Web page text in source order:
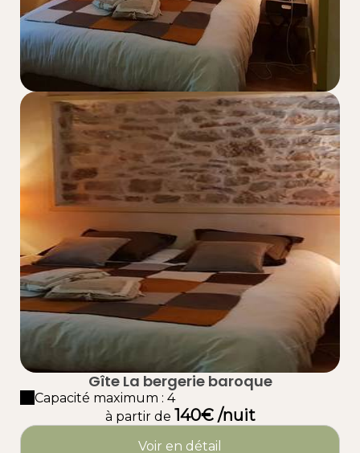
Gîte La bergerie baroque
Capacité maximum : 4
à partir de 140€ /nuit
Voir en détail